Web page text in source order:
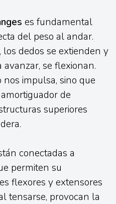
es fundamental
del peso al andar.
dedos se extienden y
se flexionan.
impulsa, sino que
de
superiores
conectadas a
permiten su
flexores y extensores
tensarse, provocan la